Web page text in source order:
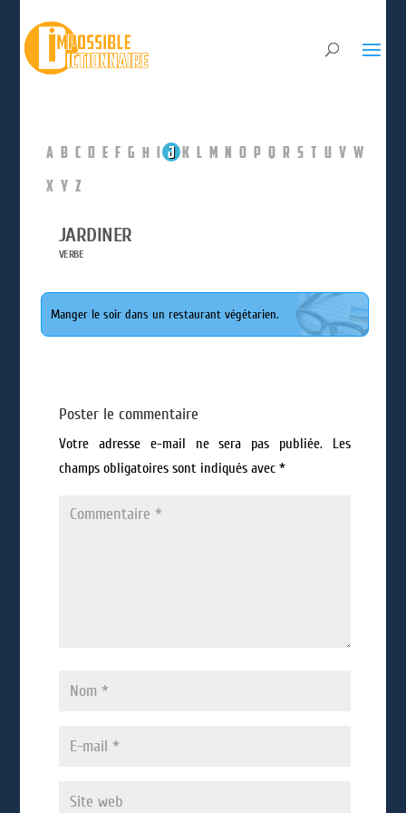
A B C D E F G H I J K L M N O P Q R S T U V W
X Y Z
JARDINER
VERBE
Manger le soir dans un restaurant végétarien.
Poster le commentaire
Votre adresse e-mail ne sera pas publiée.
Les
champs obligatoires sont indiqués avec *